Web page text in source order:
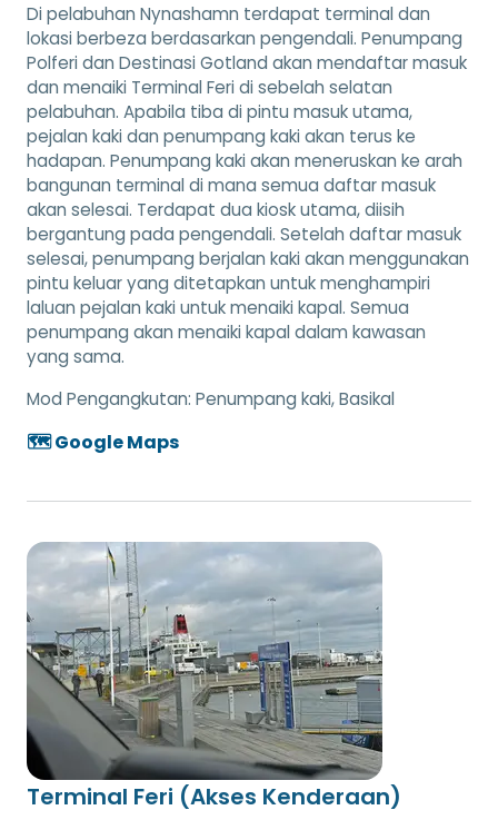
Di pelabuhan Nynashamn terdapat terminal dan
lokasi berbeza berdasarkan pengendali. Penumpang
Polferi dan Destinasi Gotland akan mendaftar masuk
dan menaiki Terminal Feri di sebelah selatan
pelabuhan. Apabila tiba di pintu masuk utama,
pejalan kaki dan penumpang kaki akan terus ke
hadapan. Penumpang kaki akan meneruskan ke arah
bangunan terminal di mana semua daftar masuk
akan selesai. Terdapat dua kiosk utama, diisih
bergantung pada pengendali. Setelah daftar masuk
selesai, penumpang berjalan kaki akan menggunakan
pintu keluar yang ditetapkan untuk menghampiri
laluan pejalan kaki untuk menaiki kapal. Semua
penumpang akan menaiki kapal dalam kawasan
yang sama.
Mod Pengangkutan: Penumpang kaki, Basikal
🗺️ Google Maps
Terminal Feri (Akses Kenderaan)